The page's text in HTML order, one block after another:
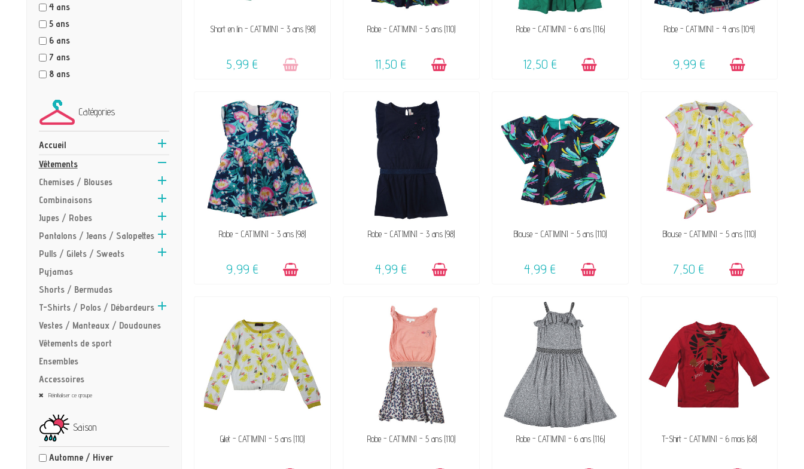
4 ans
5 ans
6 ans
7 ans
8 ans
Catégories

Accueil

Vêtements

Chemises / Blouses

Combinaisons

Jupes / Robes

Pantalons / Jeans / Salopettes

Pulls / Gilets / Sweats
Pyjamas
Shorts / Bermudas

T-Shirts / Polos / Débardeurs
Vestes / Manteaux / Doudounes
Vêtements de sport
Ensembles
Accessoires
Réinitialiser ce groupe
Saison
Automne / Hiver
VENDU, VICTIME DE SON SUCCÈS
Short en lin - CATIMINI - 3 ans (98)
5,99 €
DISPONIBLE
Robe - CATIMINI - 5 ans (110)
11,50 €
DISPONIBLE
Robe - CATIMINI - 6 ans (116)
12,50 €
DISPONIBLE
Robe - CATIMINI - 4 ans (104)
9,99 €
DISPONIBLE
Robe - CATIMINI - 3 ans (98)
9,99 €
DISPONIBLE
Robe - CATIMINI - 3 ans (98)
4,99 €
DISPONIBLE
Blouse - CATIMINI - 5 ans (110)
4,99 €
DISPONIBLE
Blouse - CATIMINI - 5 ans (110)
7,50 €
DISPONIBLE
Gilet - CATIMINI - 5 ans (110) DISPONIBLE
Robe - CATIMINI - 5 ans (110) DISPONIBLE
Robe - CATIMINI - 6 ans (116) DISPONIBLE
T-Shirt - CATIMINI - 6 mois (68)